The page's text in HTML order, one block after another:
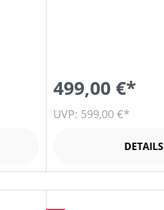
499,00 €*
UVP: 599,00 €*
DETAILS